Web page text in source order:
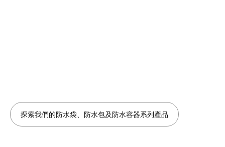
探索我們的防水袋、防水包及防水容器系列產品